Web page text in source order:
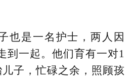
也是一名护士，两人因
到一起。他们育有一对1
子，忙碌之余，照顾孩